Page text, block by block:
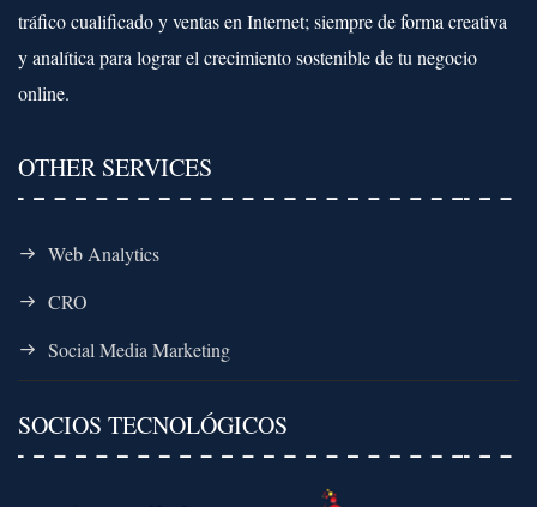
tráfico cualificado y ventas en Internet; siempre de forma creativa
y analítica para lograr el crecimiento sostenible de tu negocio
online.
OTHER SERVICES
Web Analytics
CRO
Social Media Marketing
SOCIOS TECNOLÓGICOS